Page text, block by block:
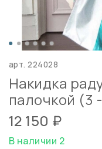
арт.224028
Накидка
палочкой (3
12 150 ₽
В наличии 2